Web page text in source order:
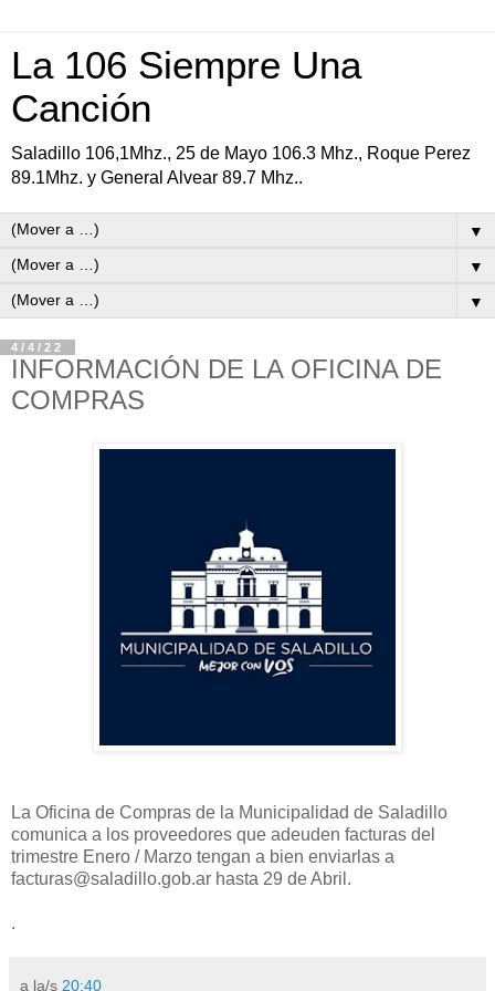
La 106 Siempre Una
Canción
Saladillo 106,1Mhz., 25 de Mayo 106.3 Mhz., Roque Perez
89.1Mhz. y General Alvear 89.7 Mhz..
▼
▼
▼
4/4/22
INFORMACIÓN DE LA OFICINA DE
COMPRAS
La Oficina de Compras de la Municipalidad de Saladillo
comunica a los proveedores que adeuden facturas del
trimestre Enero / Marzo tengan a bien enviarlas a
facturas@saladillo.gob.ar hasta 29 de Abril.
.
a la/s 20:40